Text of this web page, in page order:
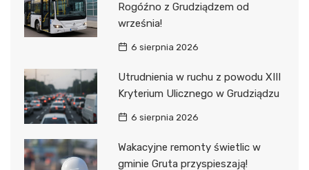
Rogóźno z Grudziądzem od
września!
6 sierpnia 2026
Utrudnienia w ruchu z powodu XIII
Kryterium Ulicznego w Grudziądzu
6 sierpnia 2026
Wakacyjne remonty świetlic w
gminie Gruta przyspieszają!